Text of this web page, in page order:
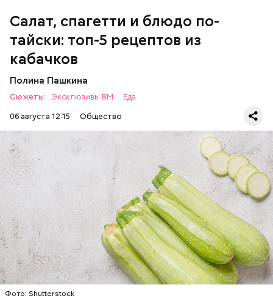
Салат, спагетти и блюдо по-
тайски: топ-5 рецептов из
кабачков
Полина Пашкина
Сюжеты: Эксклюзивы ВМ
Еда
06 августа 12:15
Общество
Фото: Shutterstock
Ингредиенты:
ЕДА ОВОЩИ РЕЦЕПТЫ